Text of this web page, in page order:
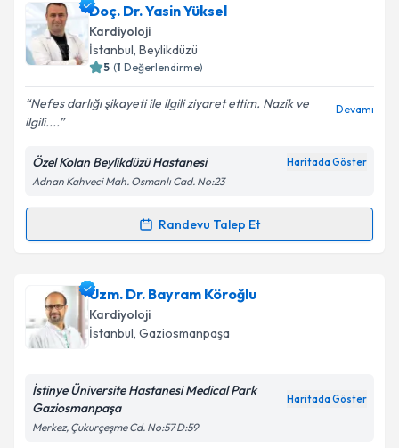
Uzm. Dr. Ela Kavlakiçin randevu takvimi talebi
oluşturun. Size bu uzmandan randevu almanız için bir
takvim hazırlandığında e-posta ile bilgilendireceğiz.
Kişisel verilerimin işlenmesine ilişkin
Aydınlatma
Metni'ni okudum ve kişisel verilerimin belirtilen
kapsamda işlenmesini kabul ediyorum.
Doç. Dr. Yasin Yüksel
Kardiyoloji
İstanbul, Beylikdüzü
5 (1 Değerlendirme)
Nefes darlığı şikayeti ile ilgili ziyaret ettim. Nazik ve
ilgili....
Devamı
Özel Kolan Beylikdüzü Hastanesi Haritada Göster
Adnan Kahveci Mah. Osmanlı Cad. No:23
Randevu Talep Et
Randevu Takvimi Talebi
Doç. Dr. Yasin Yükseliçin randevu takvimi talebi
oluşturun. Size bu uzmandan randevu almanız için bir
takvim hazırlandığında e-posta ile bilgilendireceğiz.
Uzm. Dr. Bayram Köroğlu
Kardiyoloji
İstanbul, Gaziosmanpaşa
İstinye Üniversite Hastanesi Medical Park
Gaziosmanpaşa
Haritada Göster
Merkez, Çukurçeşme Cd. No:57 D:59